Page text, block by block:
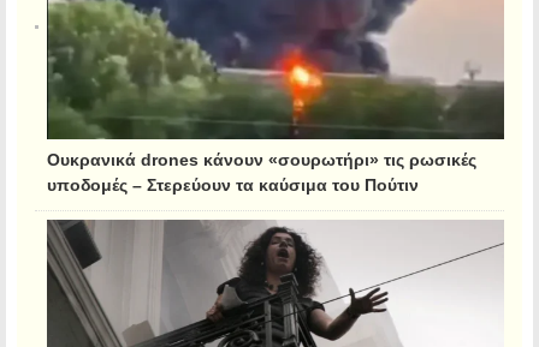
Ουκρανικά drones κάνουν «σουρωτήρι» τις ρωσικές
υποδομές – Στερεύουν τα καύσιμα του Πούτιν